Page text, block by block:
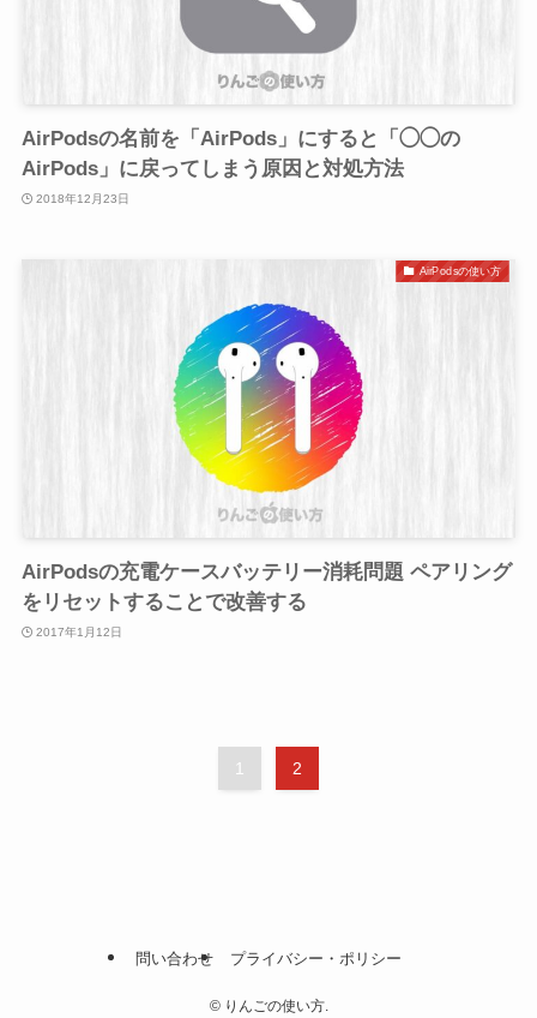
AirPodsの名前を「AirPods」にすると「◯◯の
AirPods」に戻ってしまう原因と対処方法
2018年12月23日
AirPodsの使い方
AirPodsの充電ケースバッテリー消耗問題 ペアリング
をリセットすることで改善する
2017年1月12日
1 2
問い合わせ プライバシー・ポリシー
©りんごの使い方.